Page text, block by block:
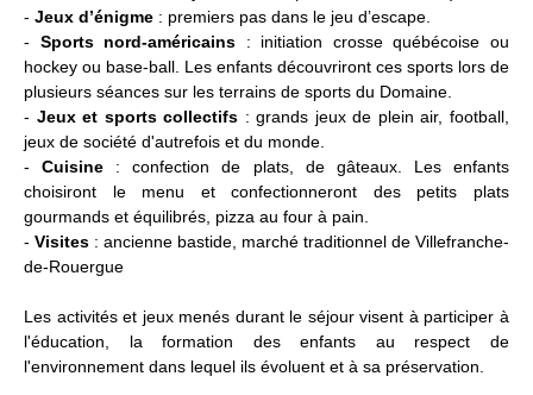
- Jeux d’énigme : premiers pas dans le jeu d’escape.
- Sports nord-américains : initiation crosse québécoise ou
hockey ou base-ball. Les enfants découvriront ces sports lors de
plusieurs séances sur les terrains de sports du Domaine.
- Jeux et sports collectifs : grands jeux de plein air, football,
jeux de société d'autrefois et du monde.
-Cuisine : confection de plats, de gâteaux. Les enfants
choisiront le menu et confectionneront des petits plats
gourmands et équilibrés, pizza au four à pain.
- Visites : ancienne bastide, marché traditionnel de Villefranche-
de-Rouergue
Les activités et jeux menés durant le séjour visent à participer à
l'éducation, la formation des enfants au respect de
l'environnement dans lequel ils évoluent et à sa préservation.